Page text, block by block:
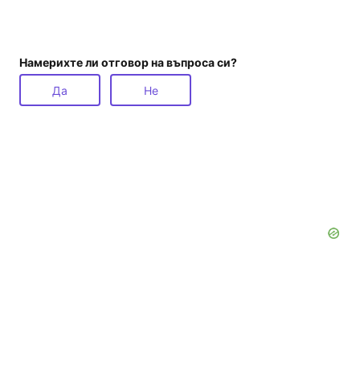
Намерихте ли отговор на въпроса си?
Да Не